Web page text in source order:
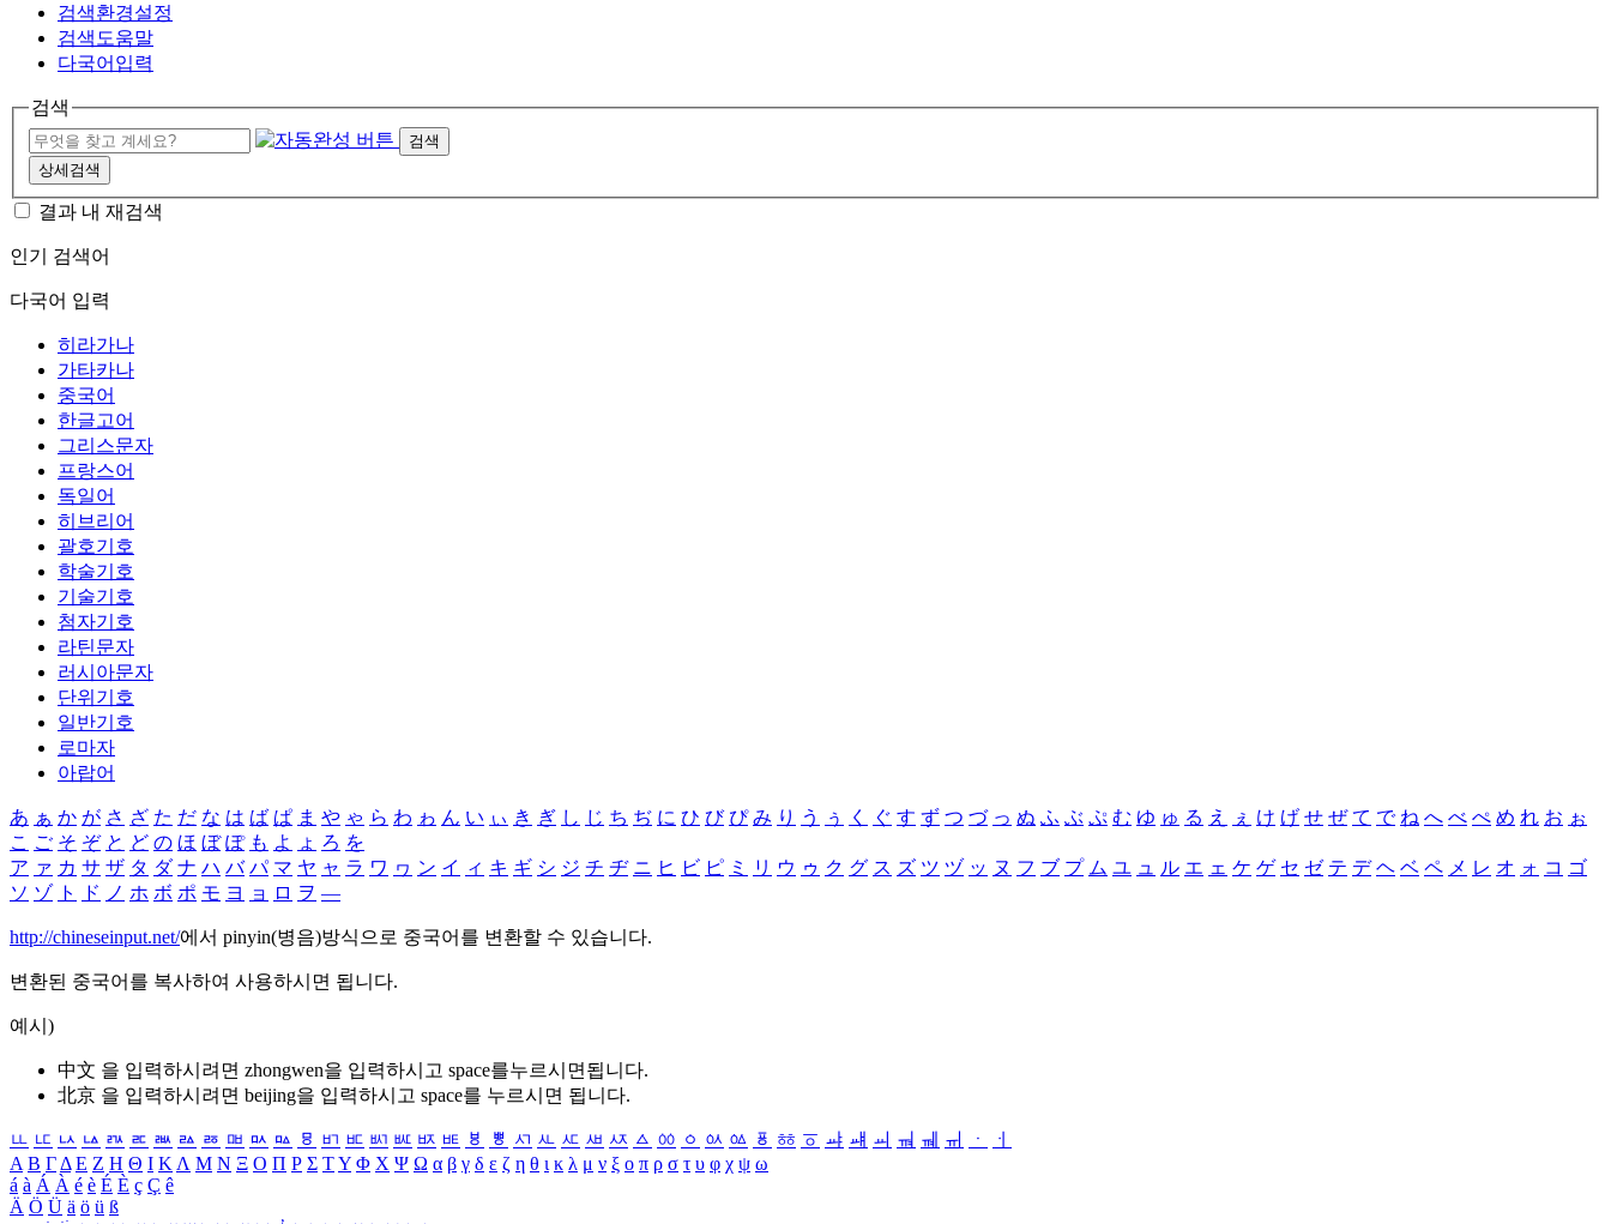
검색환경설정
검색도움말
다국어입력
검색
검색
상세검색
결과 내 재검색
인기 검색어
다국어 입력
히라가나
가타카나
중국어
한글고어
그리스문자
프랑스어
독일어
히브리어
괄호기호
학술기호
기술기호
첨자기호
라틴문자
러시아문자
단위기호
일반기호
로마자
아랍어
あ ぁ か が さ ざ た だ な は ば ぱ ま や ゃ ら わ ゎ ん い ぃ き ぎ し じ ち ぢ に ひ び ぴ み り う ぅ く ぐ す ず つ づ っ ぬ ふ ぶ ぷ む ゆ ゅ る え ぇ け げ せ ぜ て で ね へ べ ぺ め れ お ぉ
こ ご そ ぞ と ど の ほ ぼ ぽ も よ ょ ろ を
ア ァ カ サ ザ タ ダ ナ ハ バ パ マ ヤ ャ ラ ワ ヮ ン イ ィ キ ギ シ ジ チ ヂ ニ ヒ ビ ピ ミ リ ウ ゥ ク グ ス ズ ツ ヅ ッ ヌ フ ブ プ ム ユ ュ ル エ ェ ケ ゲ セ ゼ テ デ ヘ ベ ペ メ レ オ ォ コ ゴ
ソ ゾ ト ド ノ ホ ボ ポ モ ヨ ョ ロ ヲ ―
http://chineseinput.net/에서 pinyin(병음)방식으로 중국어를 변환할 수 있습니다.
변환된 중국어를 복사하여 사용하시면 됩니다.
예시)
中文 을 입력하시려면 zhongwen을 입력하시고 space를누르시면됩니다.
北京 을 입력하시려면 beijing을 입력하시고 space를 누르시면 됩니다.
ㅥ ㅦ ㅧ ㅨ ㅩ ㅪ ㅫ ㅬ ㅭ ㅮ ㅯ ㅰ ㅱ ㅲ ㅳ ㅴ ㅵ ㅶ ㅷ ㅸ ㅹ ㅺ ㅻ ㅼ ㅽ ㅾ ㅿ ㆀ ㆁ ㆂ ㆃ ㆄ ㆅ ㆆ ㆇ ㆈ ㆉ ㆊ ㆋ ㆌ ㆍ
ㆎ
Α Β ΓΔ Ε Ζ Η Θ Ι ΚΛ Μ Ν Ξ Ο Π Ρ Σ ΤΥ Φ Χ Ψ Ω α β γ δ ε ζ η θ ι κ λ μ ν ξ ο π ρ σ τ υ φ χ ψ ω
á à Á À é è É È ç Ç ê
Ä Ö Ü ä ö ü ß